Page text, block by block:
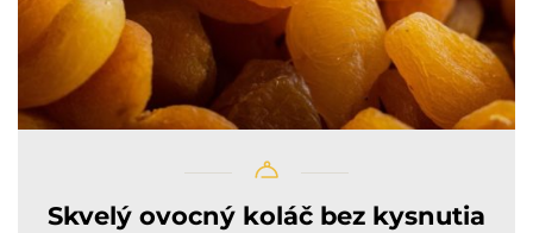
Skvelý ovocný koláč bez kysnutia